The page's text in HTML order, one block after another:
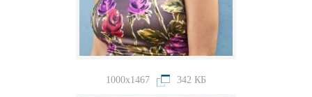
1000x1467 342 КБ